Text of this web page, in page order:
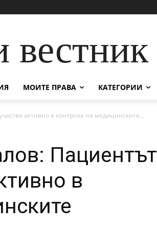
вестник
МОИТЕ ПРАВА КАТЕГОРИИ
активно в контрола на медицинските...
Пациентът
в